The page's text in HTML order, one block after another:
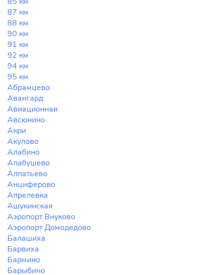
87 км
88 км
90 км
91 км
92 км
94 км
95 км
Абрамцево
Авангард
Авиационная
Авсюнино
Акри
Акулово
Алабино
Алабушево
Алпатьево
Анциферово
Апрелевка
Ашукинская
Аэропорт Внуково
Аэропорт Домодедово
Балашиха
Барвиха
Бармино
Барыбино